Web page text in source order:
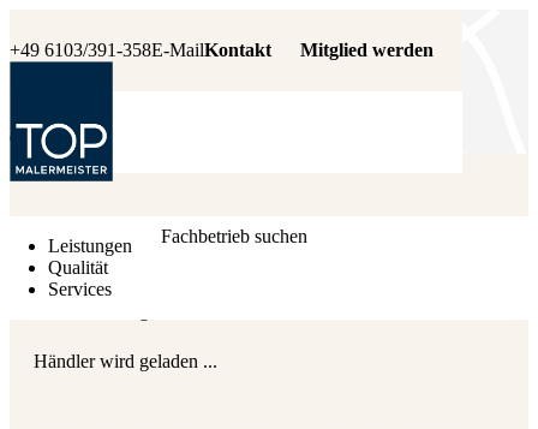
+49 6103/391-358E-MailKontakt Mitglied werden
Leistungen
Qualität
Services
Fachbetrieb suchen
Händler wird geladen ...
Händler wird geladen ...